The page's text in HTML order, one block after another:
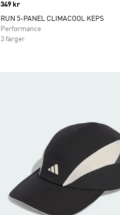
Price
349 kr
RUN 5-PANEL CLIMACOOL KEPS
Performance
3 färger